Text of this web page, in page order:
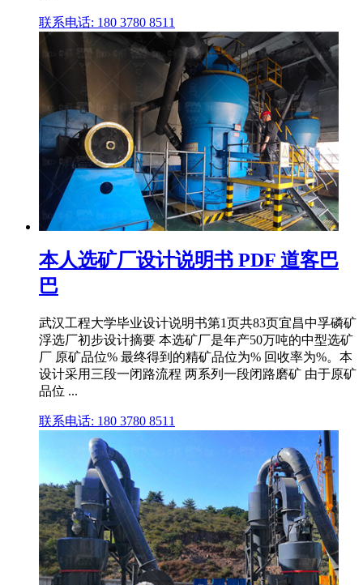
联系电话: 180 3780 8511
本人选矿厂设计说明书 PDF 道客巴
巴
武汉工程大学毕业设计说明书第1页共83页宜昌中孚磷矿
浮选厂初步设计摘要 本选矿厂是年产50万吨的中型选矿
厂 原矿品位% 最终得到的精矿品位为% 回收率为%。本
设计采用三段一闭路流程 两系列一段闭路磨矿 由于原矿
品位 ...
联系电话: 180 3780 8511